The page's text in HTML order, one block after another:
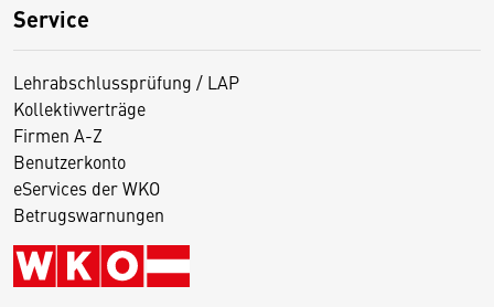
Service
Lehrabschlussprüfung / LAP
Kollektivverträge
Firmen A-Z
Benutzerkonto
eServices der WKO
Betrugswarnungen